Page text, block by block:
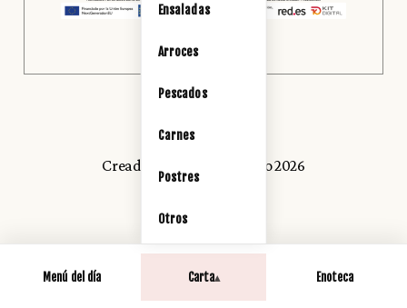
Creado con Trinexo 2026
Menú del día Carta
Ensaladas
Arroces
Pescados
Carnes
Postres
Otros
Enoteca